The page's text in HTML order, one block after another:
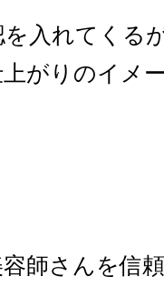
入れてくる
がりのイメ
師さんを信